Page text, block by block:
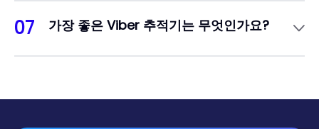
드에서 Viber를 모니터링할 수 있습니다.
07 가장 좋은 Viber 추적기는 무엇인가요?
차지하고 있습니다.